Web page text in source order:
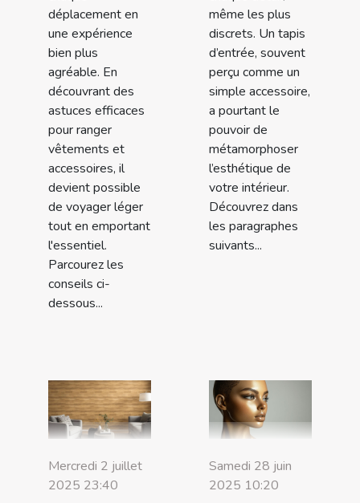
déplacement en
une expérience
bien plus
agréable. En
découvrant des
astuces efficaces
pour ranger
vêtements et
accessoires, il
devient possible
de voyager léger
tout en emportant
l'essentiel.
Parcourez les
conseils ci-
dessous...
même les plus
discrets. Un tapis
d’entrée, souvent
perçu comme un
simple accessoire,
a pourtant le
pouvoir de
métamorphoser
l’esthétique de
votre intérieur.
Découvrez dans
les paragraphes
suivants...
Mercredi 2 juillet
2025 23:40
Samedi 28 juin
2025 10:20